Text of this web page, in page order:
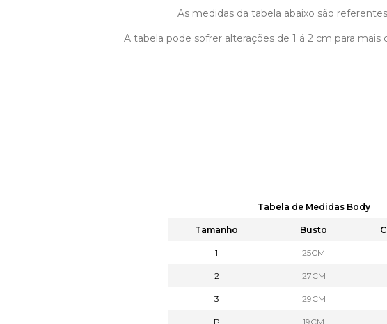
As medidas da tabela abaixo são
A tabela pode sofrer alterações de 1 á 2 cm para
Tabela de Medidas Body
Tamanho Busto
1 25CM
2 27CM
3 29CM
P 19CM